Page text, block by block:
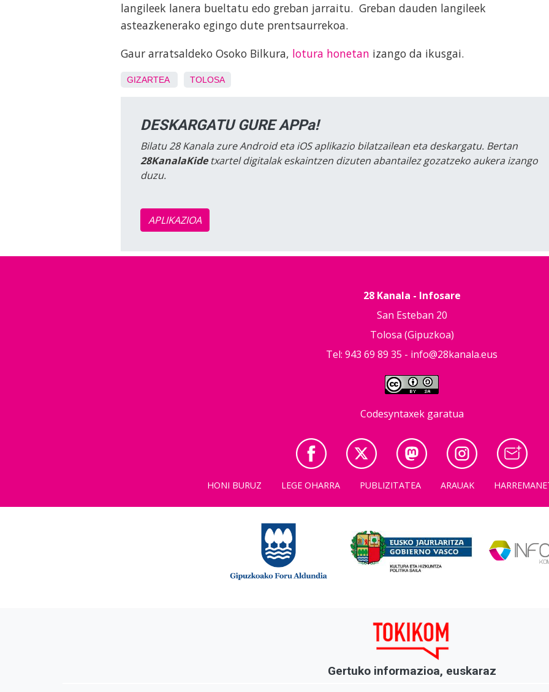
langileek lanera bueltatu edo greban jarraitu. Greban dauden langileek
asteazkenerako egingo dute prentsaurrekoa.
Gaur arratsaldeko Osoko Bilkura, lotura honetan izango da ikusgai.
GIZARTEA TOLOSA
DESKARGATU GURE APPa!
Bilatu 28 Kanala zure Android eta iOS aplikazio bilatzailean eta deskargatu. Bertan
28KanalaKidetxartel digitalak eskaintzen dizuten abantailez gozatzeko aukera izango
duzu.
APLIKAZIOA
28 Kanala - Infosare
San Esteban 20
Tolosa (Gipuzkoa)
Tel: 943 69 89 35 - info@28kanala.eus
Codesyntaxek garatua
HONI BURUZ LEGE OHARRA PUBLIZITATEA ARAUAK
Gertuko informazioa, euskaraz